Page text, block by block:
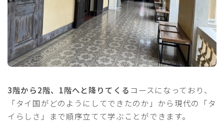
3階から2階、1階へと降りてくる コースになっており、
「タイ国がどのようにしてできたのか」から現代の「タ
イらしさ」まで順序立てて学ぶことができます。